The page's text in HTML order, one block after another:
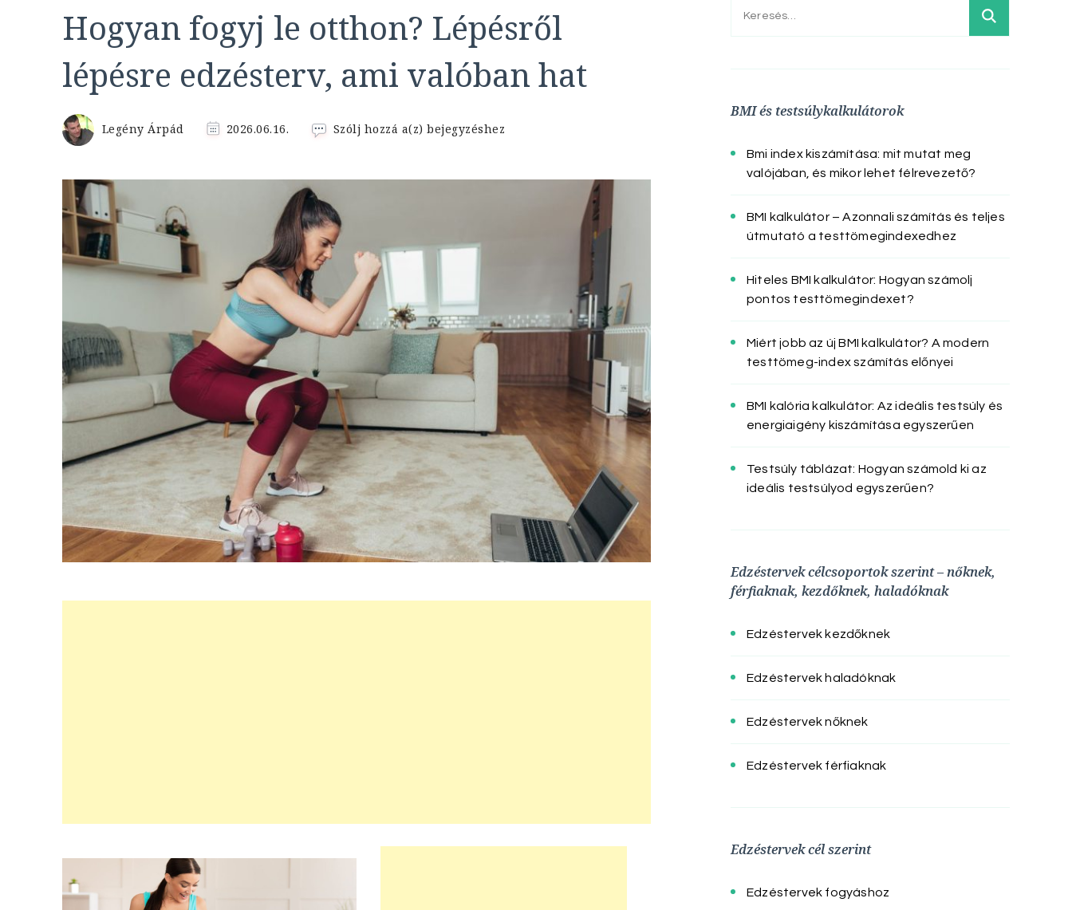
Hogyan fogyj le otthon? Lépésről
lépésre edzésterv, ami valóban hat
Legény Árpád 2026.06.16. Szólj hozzá a(z)Hogyan
otthon?
ami
bejegyzéshez
Keresés:
BMI és testsúlykalkulátorok
Bmi index kiszámítása: mit mutat meg
valójában, és mikor lehet félrevezető?
BMI kalkulátor – Azonnali számítás és teljes
útmutató a testtömegindexedhez
Hiteles BMI kalkulátor: Hogyan számolj
pontos testtömegindexet?
Miért jobb az új BMI kalkulátor? A modern
testtömeg-index számítás előnyei
BMI kalória kalkulátor: Az ideális testsúly és
energiaigény kiszámítása egyszerűen
Testsúly táblázat: Hogyan számold ki az
ideális testsúlyod egyszerűen?
Edzéstervek célcsoportok szerint – nőknek,
férfiaknak, kezdőknek, haladóknak
Edzéstervek kezdőknek
Edzéstervek haladóknak
Edzéstervek nőknek
Edzéstervek férfiaknak
Edzéstervek cél szerint
Edzéstervek fogyáshoz